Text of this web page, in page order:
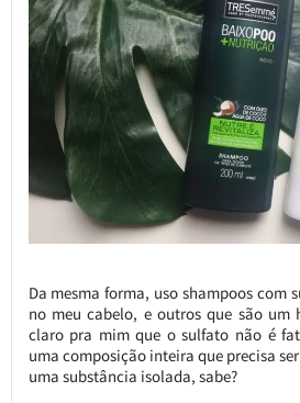
Da mesma forma, uso shampoos com
no meu cabelo, e outros que são um
claro pra mim que o sulfato não é
uma composição inteira que precisa
uma substância isolada, sabe?